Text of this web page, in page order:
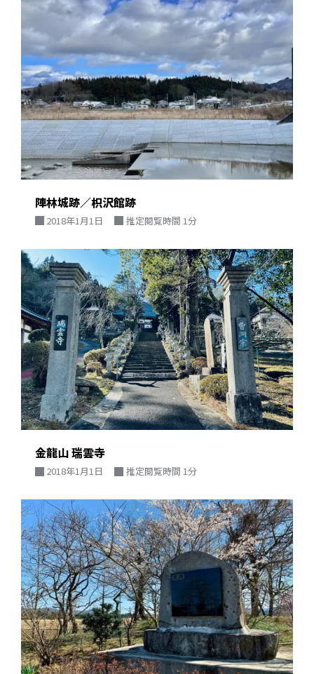
陣林城跡／枳沢館跡
2018年1月1日 推定閲覧時間 1分
金龍山 瑞雲寺
2018年1月1日 推定閲覧時間 1分